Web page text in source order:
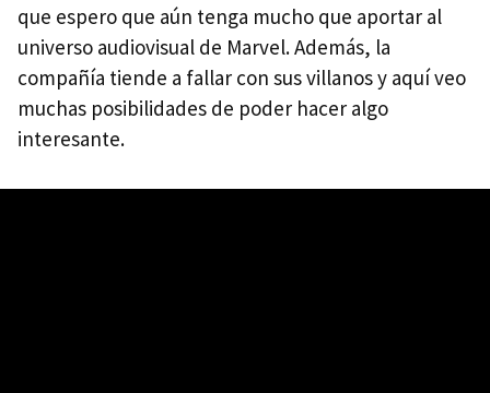
que espero que aún tenga mucho que aportar al
universo audiovisual de Marvel. Además, la
compañía tiende a fallar con sus villanos y aquí veo
muchas posibilidades de poder hacer algo
interesante.